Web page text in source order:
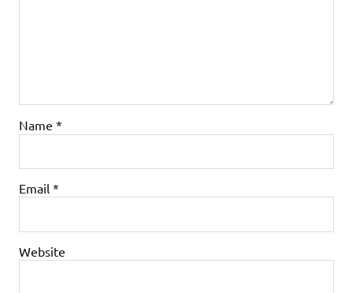
Name *
Email *
Website